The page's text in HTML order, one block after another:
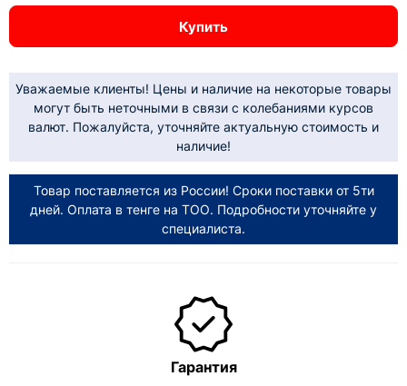
Купить
Уважаемые клиенты! Цены и наличие на некоторые товары
могут быть неточными в связи с колебаниями курсов
валют. Пожалуйста, уточняйте актуальную стоимость и
наличие!
Товар поставляется из России! Сроки поставки от 5ти
дней. Оплата в тенге на ТОО. Подробности уточняйте у
специалиста.
Гарантия